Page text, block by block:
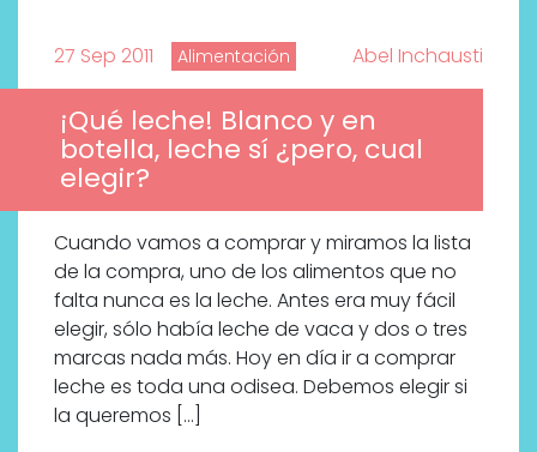
27 Sep 2011 Alimentación Abel Inchausti
¡Qué leche! Blanco y en
botella, leche sí ¿pero, cual
elegir?
Cuando vamos a comprar y miramos la lista
de la compra, uno de los alimentos que no
falta nunca es la leche. Antes era muy fácil
elegir, sólo había leche de vaca y dos o tres
marcas nada más. Hoy en día ir a comprar
leche es toda una odisea. Debemos elegir si
la queremos […]